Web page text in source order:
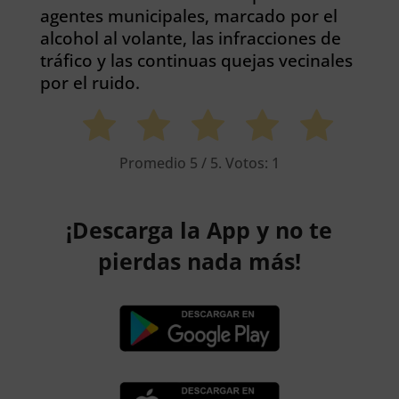
agentes municipales, marcado por el
alcohol al volante, las infracciones de
tráfico y las continuas quejas vecinales
por el ruido.
Promedio 5 / 5. Votos: 1
¡Descarga la App y no te
pierdas nada más!